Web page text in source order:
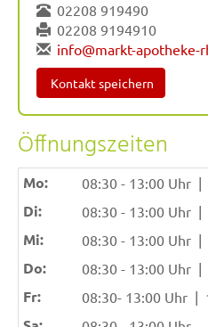
02208 919490
02208 9194910
info@markt-apotheke-
Kontakt speichern
Öffnungszeiten
Mo: 08:30 - 13:00 Uhr |
Di: 08:30 - 13:00 Uhr |
Mi: 08:30 - 13:00 Uhr |
Do: 08:30 - 13:00 Uhr |
Fr: 08:30- 13:00 Uhr |